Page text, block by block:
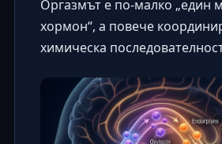
Оргазмът е по-малко „един
хормон“, а повече
химическа